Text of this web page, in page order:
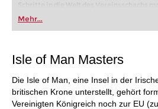
Schritte in die Welt des Vereinsschachs
oder bereits auf Turnierniveau spielen: Mit
FRITZ trainieren Sie effizienter,
individueller als je zuvor.
Mehr...
Isle of Man Masters
Die Isle of Man, eine Insel in der
britischen Krone unterstellt, gehört
Vereinigten Königreich noch zur EU